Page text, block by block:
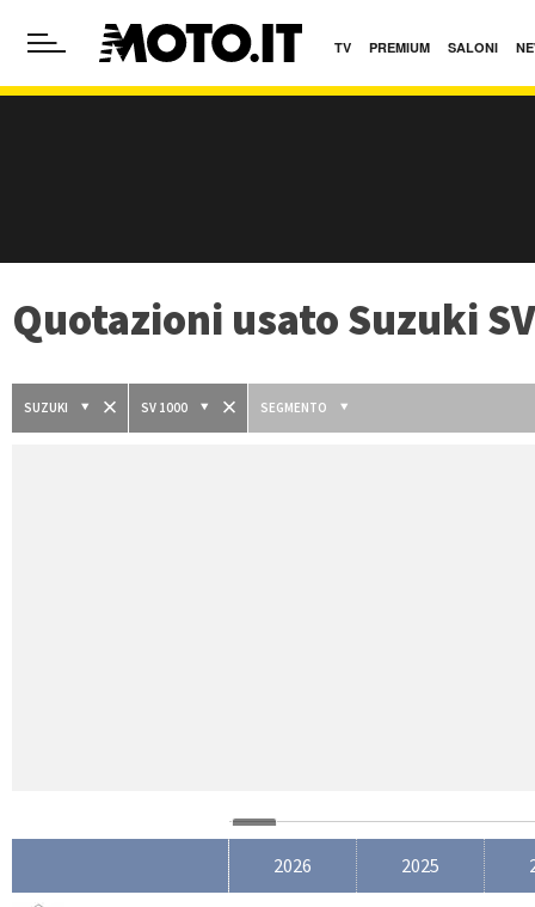
TV PREMIUM SALONI
Quotazioni usato Suzuki
SUZUKI SV 1000 SEGMENTO
2026 2025